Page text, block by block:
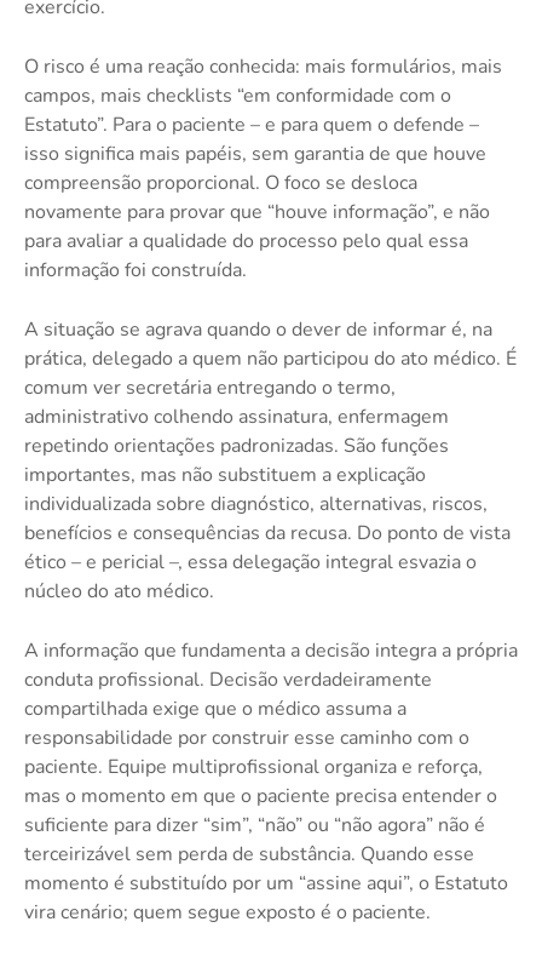
exercício.
O risco é uma reação conhecida: mais formulários, mais
campos, mais checklists “em conformidade com o
Estatuto”. Para o paciente – e para quem o defende –
isso significa mais papéis, sem garantia de que houve
compreensão proporcional. O foco se desloca
novamente para provar que “houve informação”, e não
para avaliar a qualidade do processo pelo qual essa
informação foi construída.
A situação se agrava quando o dever de informar é, na
prática, delegado a quem não participou do ato médico. É
comum ver secretária entregando o termo,
administrativo colhendo assinatura, enfermagem
repetindo orientações padronizadas. São funções
importantes, mas não substituem a explicação
individualizada sobre diagnóstico, alternativas, riscos,
benefícios e consequências da recusa. Do ponto de vista
ético – e pericial –, essa delegação integral esvazia o
núcleo do ato médico.
A informação que fundamenta a decisão integra a própria
conduta profissional. Decisão verdadeiramente
compartilhada exige que o médico assuma a
responsabilidade por construir esse caminho com o
paciente. Equipe multiprofissional organiza e reforça,
mas o momento em que o paciente precisa entender o
suficiente para dizer “sim”, “não” ou “não agora” não é
terceirizável sem perda de substância. Quando esse
momento é substituído por um “assine aqui”, o Estatuto
vira cenário; quem segue exposto é o paciente.